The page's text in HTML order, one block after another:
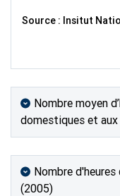
Source : Insitut
Nombre moyen
domestiques et aux
Nombre
(2005)